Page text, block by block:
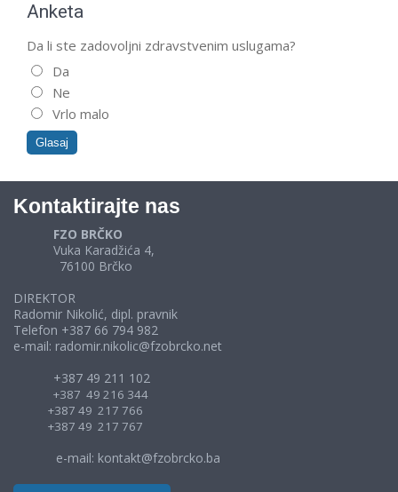
Anketa
Da li ste zadovoljni zdravstvenim uslugama?
Da
Ne
Vrlo malo
Kontaktirajte nas
FZO BRČKO
Vuka Karadžića 4,
76100 Brčko
DIREKTOR
Radomir Nikolić, dipl. pravnik
Telefon +387 66 794 982
e-mail: radomir.nikolic@fzobrcko.net
+387 49 211 102
+387 49 216 344
+387 49 217 766
+387 49 217 767
e-mail: kontakt@fzobrcko.ba